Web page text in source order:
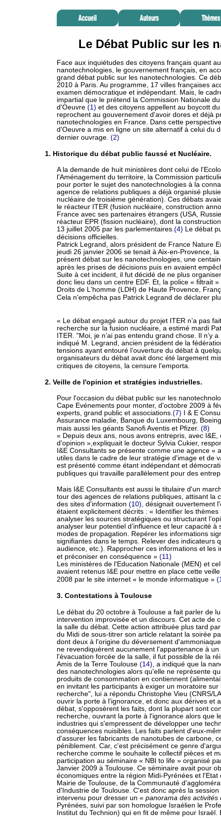
Le Débat Public sur les
Face aux inquiétudes des citoyens français quant
nanotechnologies, le gouvernement français, en
grand débat public sur les nanotechnologies. Ce
2010 à Paris. Au programme, 17 villes françaises
examen démocratique et indépendant. Mais, le
impartial que le prétend la Commission Nationale
d'Oeuvre (1) et des citoyens appellent au boycott
reprochent au gouvernement d'avoir dores et déjà
nanotechnologies en France. Dans cette
d'Oeuvre a mis en ligne un site alternatif à celui du
dernier ouvrage. (2)
1. Historique du débat public faussé et Nucléaire.
A la demande de huit ministères dont celui de
l'Aménagement du territoire, la Commission
pour porter le sujet des nanotechnologies à la
agence de relations publiques a déjà organisé
nucléaire de troisième génération). Ces débats
le réacteur ITER (fusion nucléaire, construction
France avec ses partenaires étrangers (USA,
réacteur EPR (fission nucléaire), dont la
13 juillet 2005 par les parlementaires. (4) Le débat
décisions officielles.
Patrick Legrand, alors président de France Nature
jeudi 26 janvier 2006 se tenait à Aix-en-Provence,
présent débat sur les nanotechnologies, une
après les prises de décisions puis en avaient
Suite à cet incident, il fut décidé de ne plus
donc lieu dans un centre EDF. Et, la police « filtrait
Droits de L'homme (LDH) de Haute Provence,
Cela n'empêcha pas Patrick Legrand de déclarer
« Le débat engagé autour du projet ITER n’a pas
recherche sur la fusion nucléaire, a estimé mardi
ITER. "Moi, je n’ai pas entendu grand chose. Il n’y
indiqué M. Legrand, ancien président de la
tensions ayant entouré l’ouverture du débat à
organisateurs du débat avait donc été largement
critiques de citoyens, la censure l'emporta.
2. Veille de l'opinion et stratégies industrielles.
Pour l'occasion du débat public sur les
Cape Evénements pour monter, d'octobre 2009 à
experts, grand public et associations. (7) I & E
Assurance maladie, Banque du Luxembourg,
mais aussi les géants Sanofi Aventis et Pfizer. (8)
« Depuis deux ans, nous avons entrepris, avec
d'opinion »,expliquait le docteur Sylvia Cukier,
I&E Consultants se présente comme une agence «
utiles dans le cadre de leur stratégie d'image et de
est présenté comme étant indépendant et
publiques qui travaille parallèlement pour des
Mais I&E Consultants est aussi le titulaire d'un
tour des agences de relations publiques, attisant la
des sites d'information (10), désignait ouvertement
étaient explicitement décrits : « Identifier les
analyser les sources stratégiques ou structurant
analyser leur potentiel d’influence et leur capacité
modes de propagation. Repérer les informations
signifiantes dans le temps. Relever des indicateurs
audience, etc.). Rapprocher ces informations et les
et préconiser en conséquence » (11)
Les ministères de l'Education Nationale (MEN) et
avaient retenus I&E pour mettre en place cette
2008 par le site internet « le monde informatique »
3. Contestations à Toulouse
Le débat du 20 octobre à Toulouse a fait parler de
intervention improvisée et un discours. Cet acte de
la salle du débat. Cette action attribuée plus tard
du Midi de sous-titrer son article relatant la soirée
dont deux à l'origine du déversement
ne revendiquèrent aucunement l'appartenance à
l'évacuation forcée de la salle, il fut possible de la
Amis de la Terre Toulouse (14) , a indiqué que la
des nanotechnologies alors qu'elle ne représente
produits de consommation en contiennent
en invitant les participants à exiger un moratoire
recherche", lui a répondu Christophe Vieu (CNRS/
ouvrir la porte à l'ignorance, et donc aux dérives et
débat, s'opposèrent les faits, dont la plupart sont
recherche, ouvrant la porte à l'ignorance alors que
industries qui s'empressent de développer une
conséquences nuisibles. Les faits parlent d'eux-
d'assurer les fabricants de nanotubes de carbone,
péniblement. Car, c'est précisément ce genre
recherche comme le souhaite le collectif pièces et
participation au séminaire « NBI to life » organisé
Janvier 2009 à Toulouse. Ce séminaire avait pour
économiques entre la région Midi-Pyrénées et
Mairie de Toulouse, de la Communauté
d'Industrie de Toulouse. C'est donc après la
intervenu pour dresser un « panorama des
Pyrénées, suivi par son homologue Israélien le
Institut du Technion) qui en fit de même pour